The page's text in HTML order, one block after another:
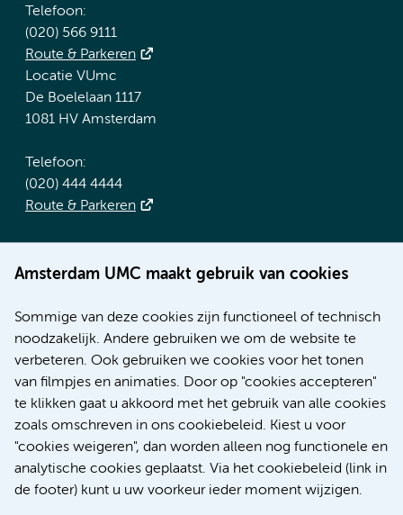
Amsterdam UMC maakt gebruik van cookies
Sommige van deze cookies zijn functioneel of technisch
noodzakelijk. Andere gebruiken we om de website te
verbeteren. Ook gebruiken we cookies voor het tonen
van filmpjes en animaties. Door op "cookies accepteren"
te klikken gaat u akkoord met het gebruik van alle cookies
zoals omschreven in ons cookiebeleid. Kiest u voor
"cookies weigeren", dan worden alleen nog functionele en
analytische cookies geplaatst. Via het cookiebeleid (link in
de footer) kunt u uw voorkeur ieder moment wijzigen.
Telefoon:
(020) 566 9111
Route & Parkeren
Locatie VUmc
De Boelelaan 1117
1081 HV Amsterdam
Telefoon:
(020) 444 4444
Route & Parkeren
Werken bij Amsterdam UMC
Nieuws
Educatie Locatie AMC
Educatie Locatie VUmc